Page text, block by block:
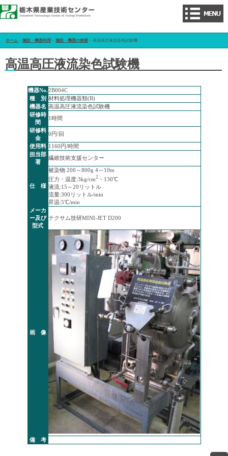
ホーム >施設・機器利用 >施設・機器の検索 > 高温高圧液流染色試験機
高温高圧液流染色試験機
機器No.2B004C
種 別 材料処理機器類(B)
機器名 高温高圧液流染色試験機
研修時
間
1時間
研修料
金
0円/回
使用料 1160円/時間
担当部
署
繊維技術支援センター
仕 様
被染物:200～800g 4～10m
圧力・温度:3kg/cm2 ・130℃
液流:15～20リットル
流量:300リットル/min
昇温:5℃/min
メーカ
ー及び
型式
テクサム技研MINI-JET D200
画 像
備 考